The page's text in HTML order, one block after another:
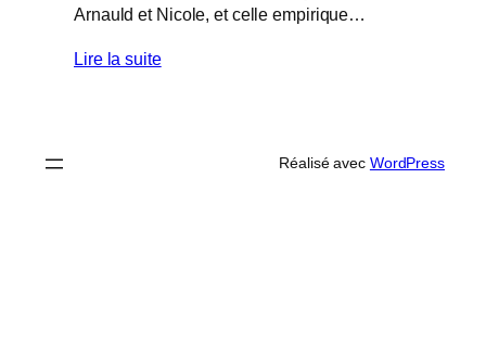
Arnauld et Nicole, et celle empirique…
Lire la suite
Réalisé avec WordPress